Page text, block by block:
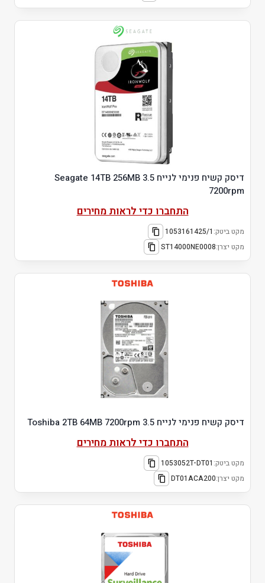
דיסק קשיח פנימי לנייח 3.5 Seagate 14TB 256MB
7200rpm
התחברו כדי לראות מחירים
מקט ביטק: 1053161425/1
מקט יצרן:ST14000NE0008
דיסק קשיח פנימי לנייח 3.5 Toshiba 2TB 64MB 7200rpm
התחברו כדי לראות מחירים
מקט ביטק: 1053052T-DT01
מקט יצרן:DT01ACA200